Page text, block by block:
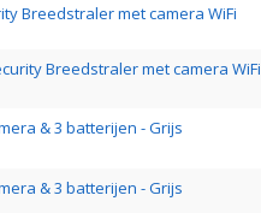
Breedstraler met camera WiFi
Breedstraler met camera WiFi
& 3 batterijen - Grijs
& 3 batterijen - Grijs